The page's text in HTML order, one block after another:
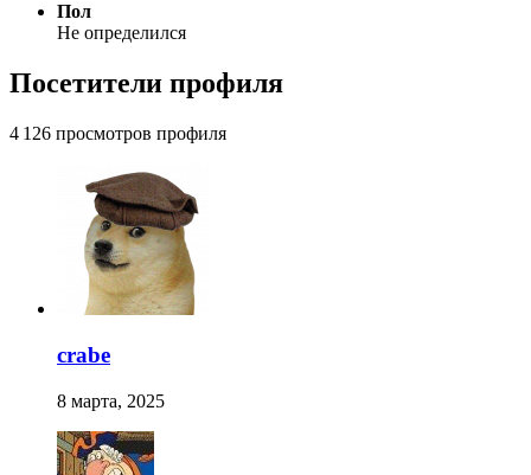
Пол
Не определился
Посетители профиля
4 126 просмотров профиля
crabe
8 марта, 2025